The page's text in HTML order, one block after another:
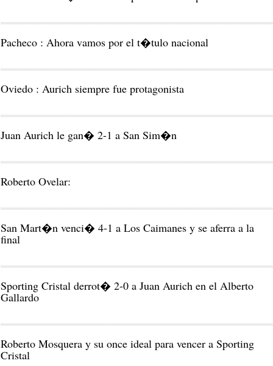
Pacheco : Ahora vamos por el t�tulo nacional
Oviedo : Aurich siempre fue protagonista
Juan Aurich le gan� 2-1 a San Sim�n
Roberto Ovelar:
San Mart�n venci� 4-1 a Los Caimanes y se aferra a la
final
Sporting Cristal derrot� 2-0 a Juan Aurich en el Alberto
Gallardo
Roberto Mosquera y su once ideal para vencer a Sporting
Cristal